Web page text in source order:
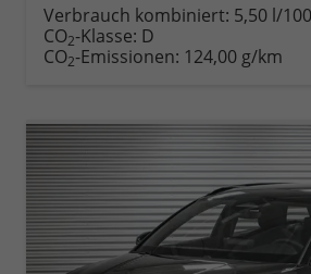
Verbrauch kombiniert: 5,50 l/
CO2-Klasse: D
CO2-Emissionen: 124,00 g/km